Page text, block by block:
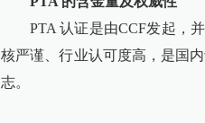
PTA 认证是由CCF发起，
核严谨、行业认可度高，是国
志。